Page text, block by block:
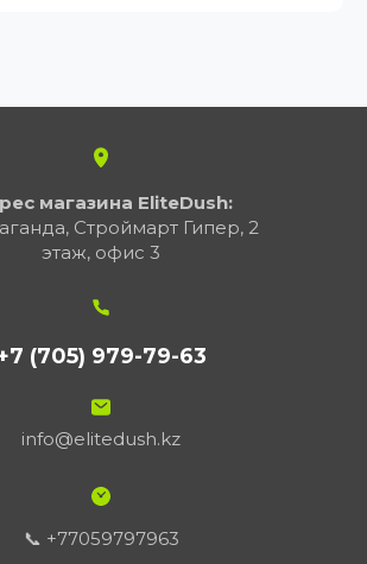
магазина EliteDush:
Строймарт Гипер, 2
этаж, офис 3
(705) 979-79-63
info@elitedush.kz
📞 +77059797963